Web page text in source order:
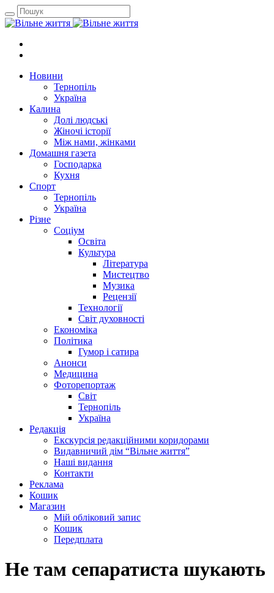
Новини
Тернопіль
Україна
Калина
Долі людські
Жіночі історії
Між нами, жінками
Домашня газета
Господарка
Кухня
Спорт
Тернопіль
Україна
Різне
Соціум
Освіта
Культура
Література
Мистецтво
Музика
Рецензії
Технології
Світ духовності
Економіка
Політика
Гумор і сатира
Анонси
Медицина
Фоторепортаж
Світ
Тернопіль
Україна
Редакція
Екскурсія редакційними коридорами
Видавничий дім “Вільне життя”
Наші видання
Контакти
Реклама
Кошик
Магазин
Мій обліковий запис
Кошик
Передплата
Не там сепаратиста шукають